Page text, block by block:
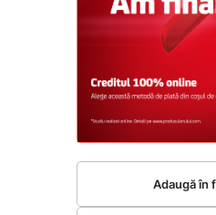
Adaugă în